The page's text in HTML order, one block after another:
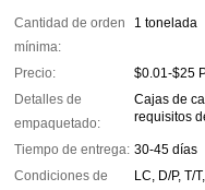
Cantidad de orden
mínima:
1 tonelada
Precio:
$0.01-$25
Detalles de
empaquetado:
Cajas de
requisitos
Tiempo de entrega: 30-45 días
Condiciones de
LC, D/P, T/